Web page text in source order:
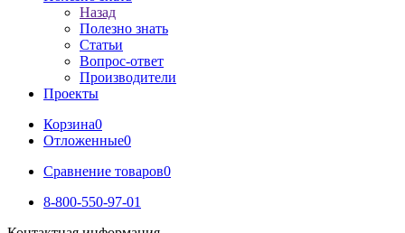
Назад
Полезно знать
Статьи
Вопрос-ответ
Производители
Проекты
Корзина0
Отложенные0
Сравнение товаров0
8-800-550-97-01